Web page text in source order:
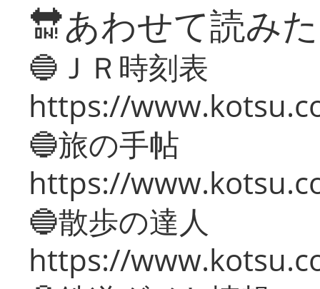
🔛あわせて読み
🔵ＪＲ時刻表
https://
🔵旅の手帖
https://
🔵散歩の達人
https://